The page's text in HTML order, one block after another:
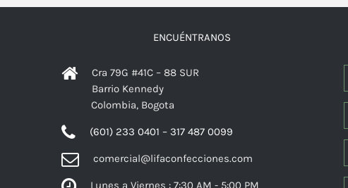
ENCUÉNTRANOS
Cra 79G #41C – 88 SUR
Barrio Kennedy
Colombia, Bogota
(601) 233 0401 – 317 487 0099
comercial@lifaconfecciones.com
Lunes a Viernes : 7:30 AM - 5:00 PM